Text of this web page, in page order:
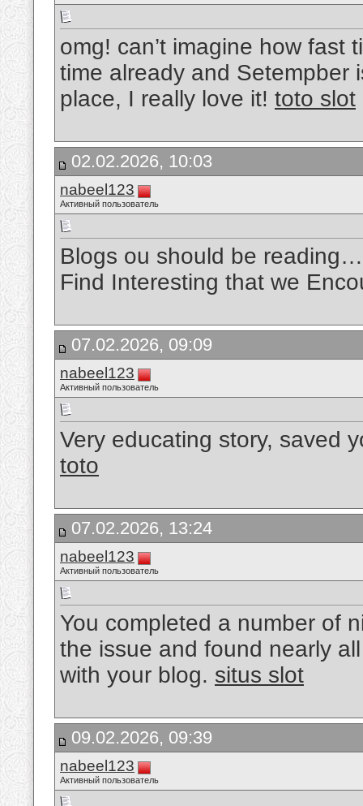
omg! can’t imagine how fast
time already and Setempber
place, I really love it! toto slot
02.02.2026, 10:03
nabeel123
Активный пользователь
Blogs ou should be
Find Interesting that we
07.02.2026, 09:09
nabeel123
Активный пользователь
Very educating story, saved
toto
07.02.2026, 13:24
nabeel123
Активный пользователь
You completed a number of
the issue and found nearly
with your blog. situs slot
09.02.2026, 09:39
nabeel123
Активный пользователь